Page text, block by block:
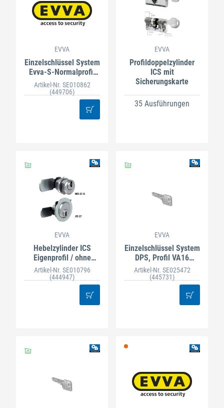
EVVA
Einzelschlüssel System
Evva-S-Normalprofil
Nachbest.
Artikel-Nr. SE010862
(449706)
EVVA
Profildoppelzylinder
ICS mit
Sicherungskarte
35 Ausführungen
EVVA
Hebelzylinder ICS
Eigenprofil / ohne
Witterungsschutzklappe
Artikel-Nr. SE010796
(444947)
EVVA
Einzelschlüssel System
DPS, Profil VA16
Nachbest.
Artikel-Nr. SE025472
(445731)